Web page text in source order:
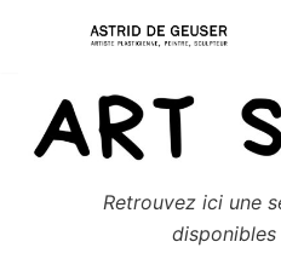
contenu
Retrouvez ici une